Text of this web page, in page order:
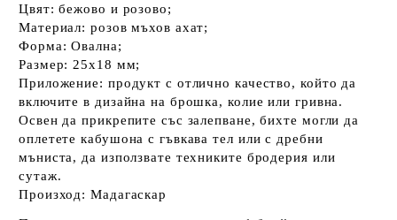
Цвят: бежово и розово;
Материал: розов мъхов ахат;
Форма: Овална;
Размер: 25х18 мм;
Приложение: продукт с отлично качество, който да
включите в дизайна на брошка, колие или гривна.
Освен да прикрепите със залепване, бихте могли да
оплетете кабушона с гъвкава тел или с дребни
мъниста, да използвате техниките бродерия или
сутаж.
Произход: Мадагаскар